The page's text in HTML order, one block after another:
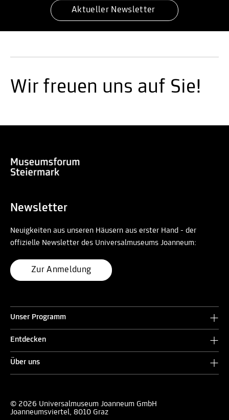
Aktueller Newsletter
Wir freuen uns auf Sie!
Newsletter
Neuigkeiten aus unseren Häusern aus erster Hand - der
offizielle Newsletter des Universalmuseums Joanneum:
Zur Anmeldung
Unser Programm
Entdecken
Über uns
© 2026 Universalmuseum Joanneum GmbH
Joanneumsviertel, 8010 Graz